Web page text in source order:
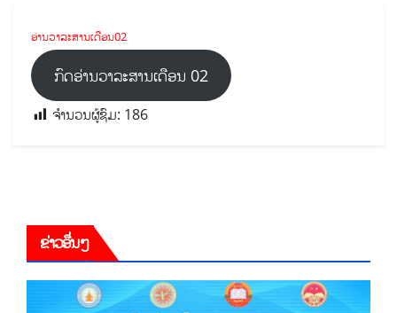
ອ່ານວາລະສານເດືອນ02
ກົດອ່ານວາລະສານເດືອນ 02
ຈຳນວນຜູ້ຊົມ: 186
ຂ່າວອື່ນໆ